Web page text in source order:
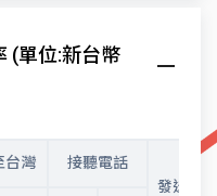
(單位:新台幣
台灣
接聽電話
發送IP